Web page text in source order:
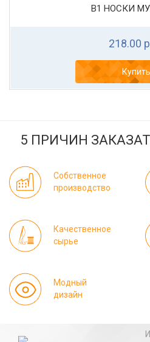
В1 НОСКИ
218.00
Купить
5 ПРИЧИН
Собственное
производство
Качественное
сырье
Модный
дизайн